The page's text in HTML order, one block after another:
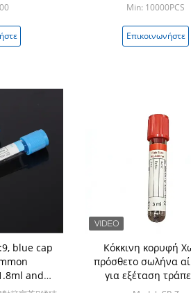
Min: 10000PCS
Επικοινωνήστε
blue cap
and
testing
Κόκκινη κορυφή
πρόσθετο σωλήνα
για εξέταση
αίματος και